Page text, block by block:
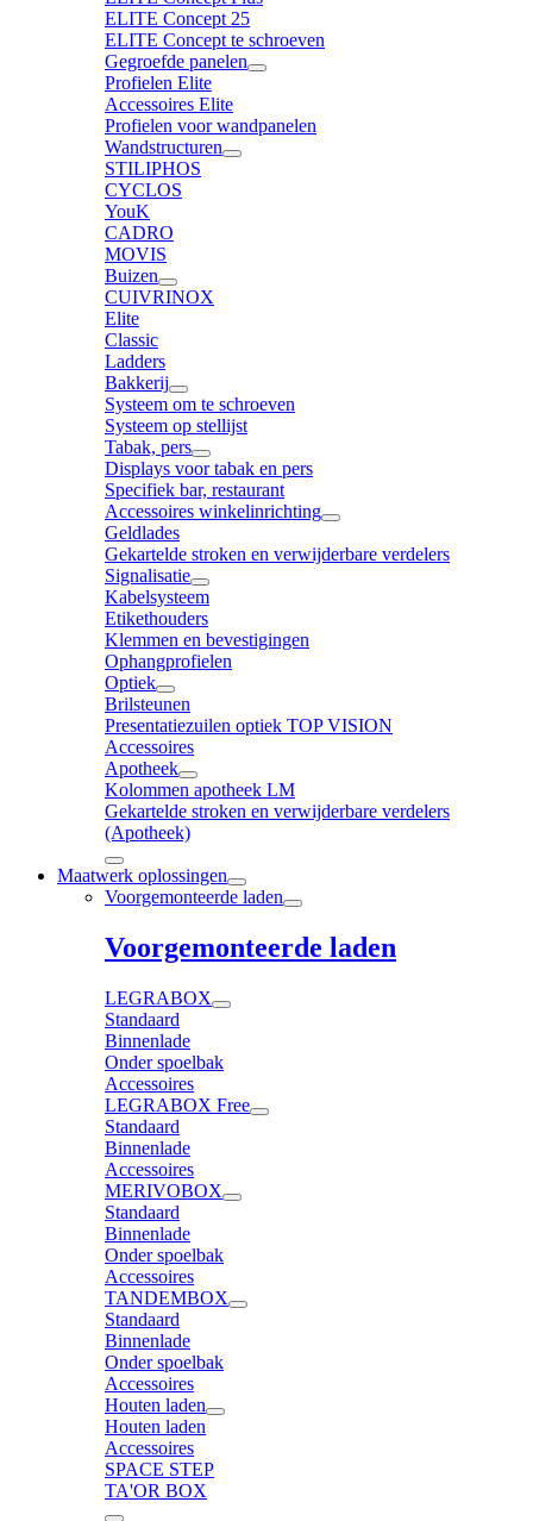
ELITE Concept 25
ELITE Concept te schroeven
Gegroefde panelen
Profielen Elite
Accessoires Elite
Profielen voor wandpanelen
Wandstructuren
STILIPHOS
CYCLOS
YouK
CADRO
MOVIS
Buizen
CUIVRINOX
Elite
Classic
Ladders
Bakkerij
Systeem om te schroeven
Systeem op stellijst
Tabak, pers
Displays voor tabak en pers
Specifiek bar, restaurant
Accessoires winkelinrichting
Geldlades
Gekartelde stroken en verwijderbare verdelers
Signalisatie
Kabelsysteem
Etikethouders
Klemmen en bevestigingen
Ophangprofielen
Optiek
Brilsteunen
Presentatiezuilen optiek TOP VISION
Accessoires
Apotheek
Kolommen apotheek LM
Gekartelde stroken en verwijderbare verdelers
(Apotheek)
Maatwerk oplossingen
Voorgemonteerde laden
Voorgemonteerde laden
LEGRABOX
Standaard
Binnenlade
Onder spoelbak
Accessoires
LEGRABOX Free
Standaard
Binnenlade
Accessoires
MERIVOBOX
Standaard
Binnenlade
Onder spoelbak
Accessoires
TANDEMBOX
Standaard
Binnenlade
Onder spoelbak
Accessoires
Houten laden
Houten laden
Accessoires
SPACE STEP
TA'OR BOX